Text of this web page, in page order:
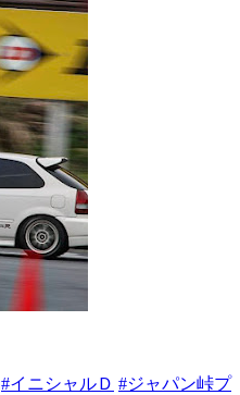
#イニシャルＤ #ジャパン峠プ